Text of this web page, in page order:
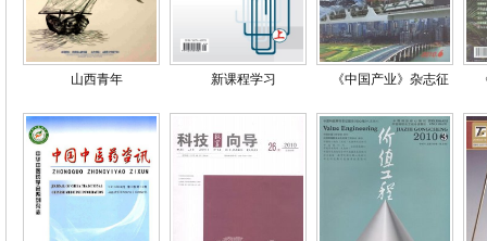
山西青年 新课程学习 《中国产业》杂志征